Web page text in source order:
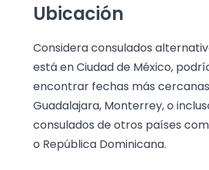
Ubicación
Considera consulados
está en Ciudad de México,
encontrar fechas más
Guadalajara, Monterrey, o
consulados de otros países
o República Dominicana.